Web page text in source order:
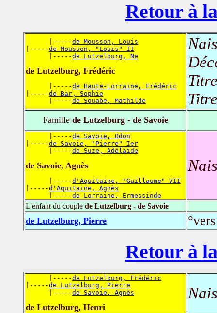
Retour à
      |-----
de Mousson, Louis
|-----de Mousson, "Louis" II
      |-----
de Lutzelburg, Ne
de Lutzelburg, Frédéric
      |-----
de Haute-Lorraine, Frédéric
|-----de Bar, Sophie
      |-----
de Souabe, Mathilde
Famillede Lutzelburg - de Savoie
      |-----
de Savoie, Odon
|-----de Savoie, "Pierre" Ier
      |-----
de Suze, Adélaïde
de Savoie, Agnès
      |-----
d'Aquitaine, "Guillaume" VII
|-----d'Aquitaine, Agnès
      |-----
de Lorraine, Ermessinde
L'enfant du couple de Lutzelburg - de Savoie
de Lutzelburg, Pierre
Retour à
      |-----
de Lutzelburg, Frédéric
|-----de Lutzelburg, Pierre
      |-----
de Savoie, Agnès
de Lutzelburg, Henri